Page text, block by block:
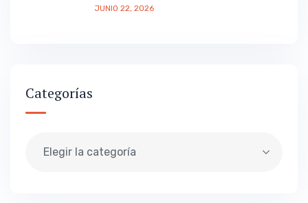
JUNIO 22, 2026
Categorías
Elegir la categoría